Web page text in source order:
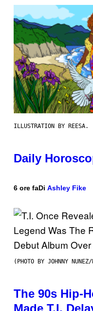
ILLUSTRATION BY REESA.
Daily
6 ore faDi Ashley Fike
(PHOTO BY JOHNNY NUNEZ/
The 90s Hip-
Made T.I.